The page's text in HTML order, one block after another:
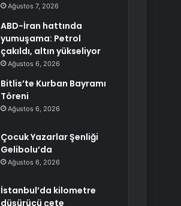
Ağustos 7, 2026
ABD-İran hattında
yumuşama: Petrol
çakıldı, altın yükseliyor
Ağustos 6, 2026
Bitlis’te Kurban Bayramı
Töreni
Ağustos 6, 2026
Çocuk Yazarlar Şenliği
Gelibolu’da
Ağustos 6, 2026
İstanbul’da kilometre
düşürücü çete